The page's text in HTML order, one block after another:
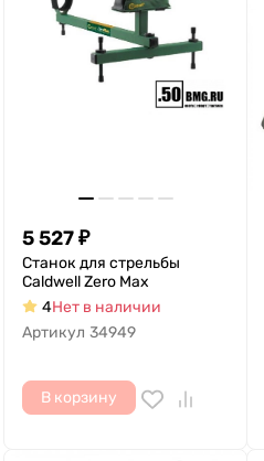
5 527₽
Станок для стрельбы
Caldwell Zero Max
4Нет в наличии
Артикул 34949
В корзину